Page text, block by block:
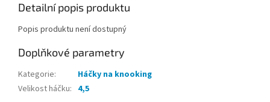
Detailní popis produktu
Popis produktu není dostupný
Doplňkové parametry
Kategorie:
Háčky na knooking
Velikost háčku: 4,5